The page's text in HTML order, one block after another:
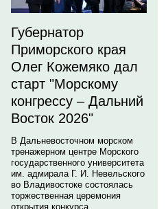
Губернатор
Приморского края
Олег Кожемяко дал
старт "Морскому
конгрессу – Дальний
Восток 2026"
В Дальневосточном морском
тренажерном центре Морского
государственного университета
им. адмирала Г. И. Невельского
во Владивостоке состоялась
торжественная церемония
открытия конкурса